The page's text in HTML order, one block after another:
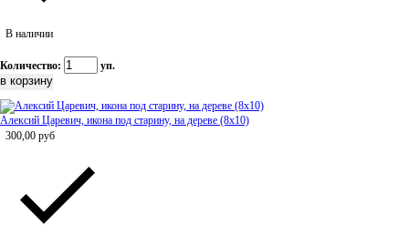
В наличии
Количество: уп.
Алексий Царевич, икона под старину, на дереве (8x10)
300,00 руб